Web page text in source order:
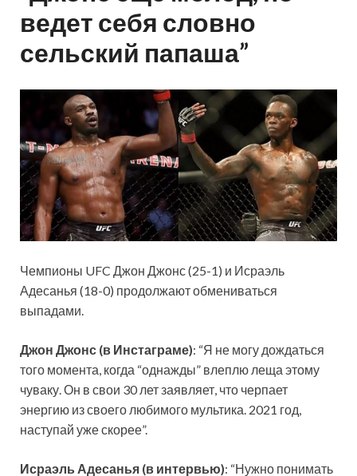
ведет себя словно
сельский папаша”
Чемпионы UFC Джон Джонс (25-1) и Исраэль
Адесанья (18-0) продолжают обмениваться
выпадами.
Джон Джонс (в Инстаграме): “Я не могу дождаться
того момента, когда “однажды” влеплю леща этому
чуваку. Он в свои 30 лет заявляет, что черпает
энергию из своего любимого мультика. 2021 год,
наступай уже скорее”.
Исраэль Адесанья (в интервью): “Нужно понимать